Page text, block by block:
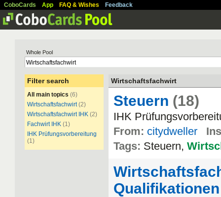
CoboCards App FAQ & Wishes Feedback
Whole Pool
Filter search
All main topics (6)
Wirtschaftsfachwirt (2)
Wirtschaftsfachwirt IHK (2)
Fachwirt IHK (1)
IHK Prüfungsvorbereitung
(1)
Wirtschaftsfachwirt
Steuern (18)
IHK
From: citydweller
Tags: Steuern,
Qualifikationen